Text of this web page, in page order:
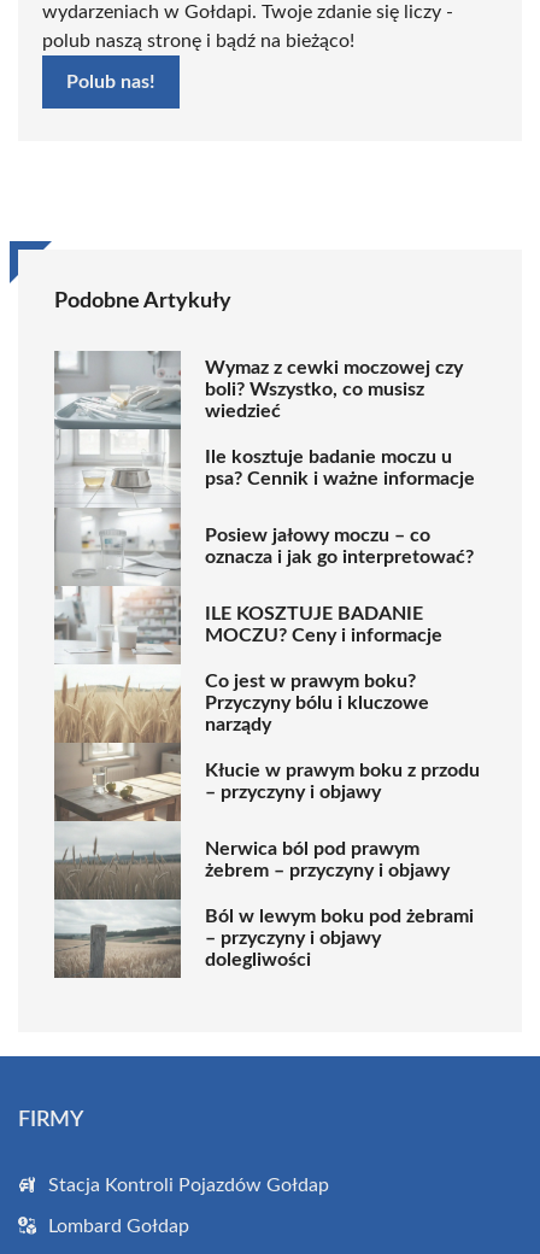
wydarzeniach w Gołdapi. Twoje zdanie się liczy -
polub naszą stronę i bądź na bieżąco!
Polub nas!
Podobne Artykuły
Wymaz z cewki moczowej czy
boli? Wszystko, co musisz
wiedzieć
Ile kosztuje badanie moczu u
psa? Cennik i ważne informacje
Posiew jałowy moczu – co
oznacza i jak go interpretować?
ILE KOSZTUJE BADANIE
MOCZU? Ceny i informacje
Co jest w prawym boku?
Przyczyny bólu i kluczowe
narządy
Kłucie w prawym boku z przodu
– przyczyny i objawy
Nerwica ból pod prawym
żebrem – przyczyny i objawy
Ból w lewym boku pod żebrami
– przyczyny i objawy
dolegliwości
FIRMY
Stacja Kontroli Pojazdów Gołdap
Lombard Gołdap